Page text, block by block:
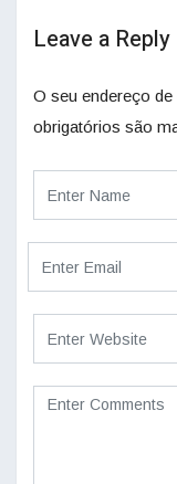
Leave a Reply
O seu endereço
obrigatórios são